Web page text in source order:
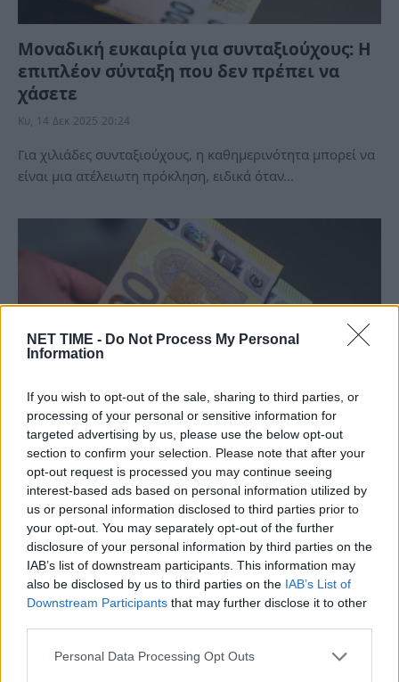
NET TIME - Do Not Process My Personal
Information
If you wish to opt-out of the sale, sharing to third parties, or
processing of your personal or sensitive information for
targeted advertising by us, please use the below opt-out
section to confirm your selection. Please note that after your
opt-out request is processed you may continue seeing
interest-based ads based on personal information utilized by
us or personal information disclosed to third parties prior to
your opt-out. You may separately opt-out of the further
disclosure of your personal information by third parties on the
IAB’s list of downstream participants. This information may
also be disclosed by us to third parties on the IAB’s List of
Downstream Participants that may further disclose it to other
Personal Data Processing Opt Outs
Μοναδική ευκαιρία για συνταξιούχους: Η
επιπλέον σύνταξη που δεν πρέπει να
χάσετε
Κυ, 14 Δεκ 2025 20:24
Για χιλιάδες συνταξιούχους, η καθημερινότητα μπορεί να
είναι μια ατέλειωτη πρόκληση, ειδικά όταν…
Επικουρικές συντάξεις: Τι αλλαγές
έρχονται το 2026, για χιλιάδες
συνταξιούχους
Κυ, 16 Νοέ 2025 00:09
Παρά τις συνεχείς δεσμεύσεις για τον εκσυγχρονισμό του
ΕΦΚΑ, οι επικουρικές συντάξεις παραμένουν…